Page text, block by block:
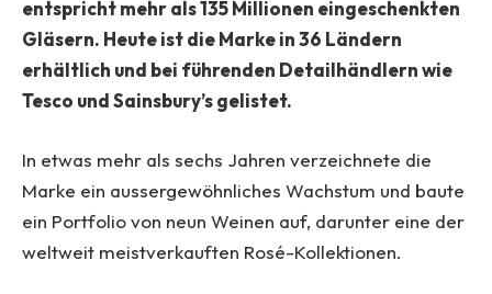
entspricht mehr als 135 Millionen eingeschenkten
Gläsern. Heute ist die Marke in 36 Ländern
erhältlich und bei führenden Detailhändlern wie
Tesco und Sainsbury’s gelistet.
In etwas mehr als sechs Jahren verzeichnete die
Marke ein aussergewöhnliches Wachstum und baute
ein Portfolio von neun Weinen auf, darunter eine der
weltweit meistverkauften Rosé-Kollektionen.